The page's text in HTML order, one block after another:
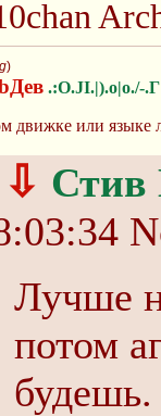
)
.:O.JI.|).o|o./-
движке или языке
⇩ Стив
Лучше
потом
будешь.